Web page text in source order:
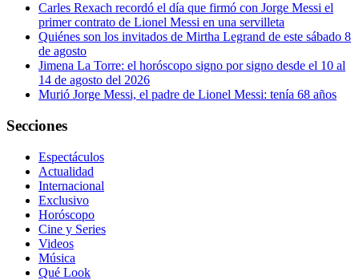
Carles Rexach recordó el día que firmó con Jorge Messi el
primer contrato de Lionel Messi en una servilleta
Quiénes son los invitados de Mirtha Legrand de este sábado 8
de agosto
Jimena La Torre: el horóscopo signo por signo desde el 10 al
14 de agosto del 2026
Murió Jorge Messi, el padre de Lionel Messi: tenía 68 años
Secciones
Espectáculos
Actualidad
Internacional
Exclusivo
Horóscopo
Cine y Series
Videos
Música
Qué Look